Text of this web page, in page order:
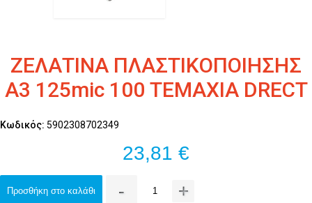
ΖΕΛΑΤΙΝΑ ΠΛΑΣΤΙΚΟΠΟΙΗΣΗΣ
A3 125mic 100 ΤΕΜΑΧΙΑ DRECT
Κωδικός: 5902308702349
23,81 €
Προσθήκη στο καλάθι - +